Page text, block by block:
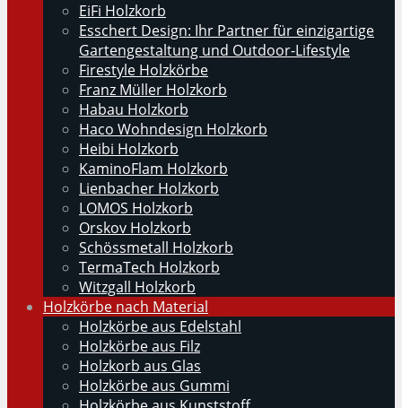
EiFi Holzkorb
Esschert Design: Ihr Partner für einzigartige
Gartengestaltung und Outdoor-Lifestyle
Firestyle Holzkörbe
Franz Müller Holzkorb
Habau Holzkorb
Haco Wohndesign Holzkorb
Heibi Holzkorb
KaminoFlam Holzkorb
Lienbacher Holzkorb
LOMOS Holzkorb
Orskov Holzkorb
Schössmetall Holzkorb
TermaTech Holzkorb
Witzgall Holzkorb
Holzkörbe nach Material
Holzkörbe aus Edelstahl
Holzkörbe aus Filz
Holzkorb aus Glas
Holzkörbe aus Gummi